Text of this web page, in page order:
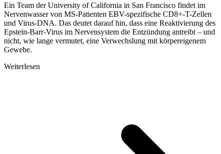
Ein Team der University of California in San Francisco findet im
Nervenwasser von MS-Patienten EBV-spezifische CD8+-T-Zellen
und Virus-DNA. Das deutet darauf hin, dass eine Reaktivierung des
Epstein-Barr-Virus im Nervensystem die Entzündung antreibt – und
nicht, wie lange vermutet, eine Verwechslung mit körpereigenem
Gewebe.
Weiterlesen